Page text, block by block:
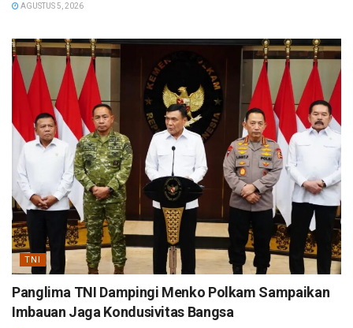
AGUSTUS 5, 2026
TNI
Panglima TNI Dampingi Menko Polkam Sampaikan
Imbauan Jaga Kondusivitas Bangsa